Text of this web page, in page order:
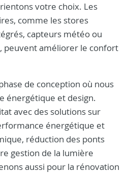
votre choix. Les
comme les stores
capteurs météo ou
peuvent améliorer le confort
de conception où nous
énergétique et design.
avec des solutions sur
énergétique et
réduction des ponts
gestion de la lumière
aussi pour la rénovation